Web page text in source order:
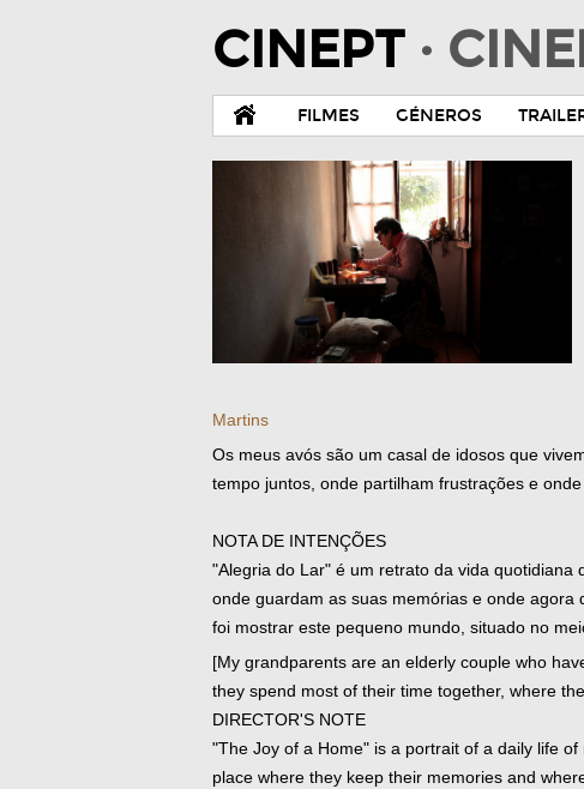
CINEPT ·
FILMES GÉNEROS
Martins
Os meus avós são um casal de idosos que
tempo juntos, onde partilham frustrações e
NOTA DE INTENÇÕES
"Alegria do Lar" é um retrato da vida
onde guardam as suas memórias e onde agora
foi mostrar este pequeno mundo, situado no
[My grandparents are an elderly couple who
they spend most of their time together, where
DIRECTOR'S NOTE
"The Joy of a Home" is a portrait of a daily life
place where they keep their memories and